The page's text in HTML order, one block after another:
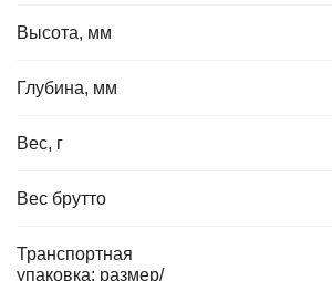
Высота, мм
Глубина, мм
Вес, г
Вес брутто
Транспортная
упаковка: размер/